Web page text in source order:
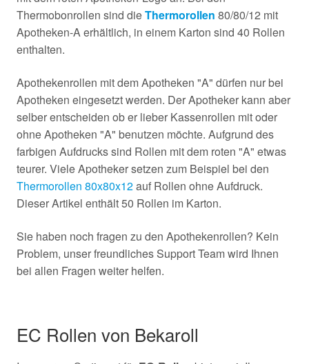
Thermobonrollen sind dieThermorollen 80/80/12 mit
Apotheken-A erhältlich, in einem Karton sind 40 Rollen
enthalten.
Apothekenrollen mit dem Apotheken "A" dürfen nur bei
Apotheken eingesetzt werden. Der Apotheker kann aber
selber entscheiden ob er lieber Kassenrollen mit oder
ohne Apotheken "A" benutzen möchte. Aufgrund des
farbigen Aufdrucks sind Rollen mit dem roten "A" etwas
teurer. Viele Apotheker setzen zum Beispiel bei den
Thermorollen 80x80x12auf Rollen ohne Aufdruck.
Dieser Artikel enthält 50 Rollen im Karton.
Sie haben noch fragen zu den Apothekenrollen? Kein
Problem, unser freundliches Support Team wird Ihnen
bei allen Fragen weiter helfen.
EC Rollen von Bekaroll